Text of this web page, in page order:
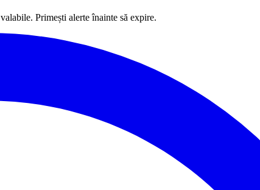
valabile. Primești alerte înainte să expire.